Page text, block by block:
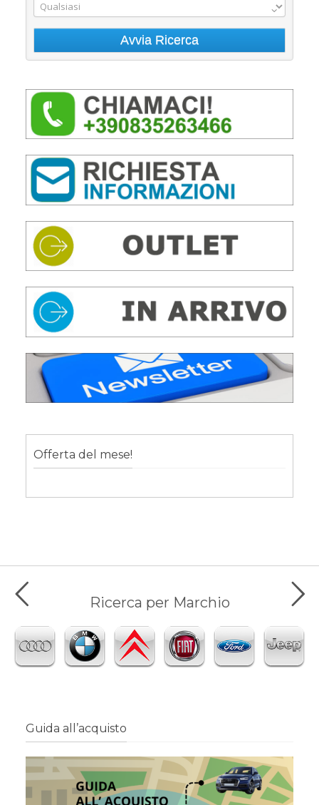
Offerta del mese!
Ricerca per Marchio
Guida all’acquisto